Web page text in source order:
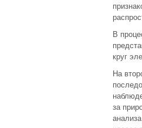
В
круг
На
за